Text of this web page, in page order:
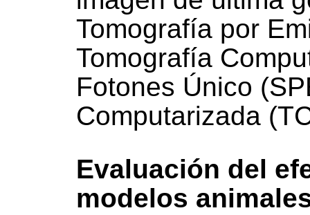
Tomografía por
Tomografía
Fotones Único
Computarizada
Evaluación del
modelos